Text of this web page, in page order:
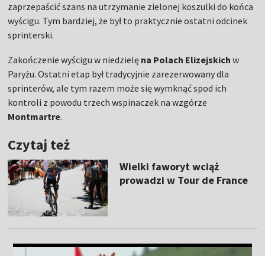
zaprzepaścić szans na utrzymanie zielonej koszulki do końca
wyścigu. Tym bardziej, że był to praktycznie ostatni odcinek
sprinterski.
Zakończenie wyścigu w niedzielę na Polach Elizejskich w
Paryżu. Ostatni etap był tradycyjnie zarezerwowany dla
sprinterów, ale tym razem może się wymknąć spod ich
kontroli z powodu trzech wspinaczek na wzgórze
Montmartre.
Czytaj też
Wielki faworyt wciąż
prowadzi w Tour de France